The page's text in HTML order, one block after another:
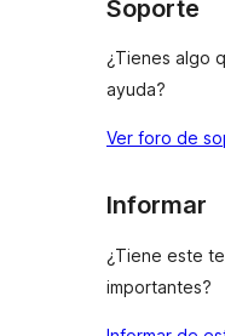
Soporte
¿Tienes algo
ayuda?
Ver foro de
Informar
¿Tiene este
importantes?